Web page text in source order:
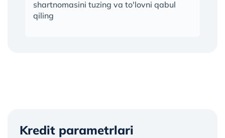
shartnomasini tuzing va to'lovni qabul
qiling
Kredit parametrlari